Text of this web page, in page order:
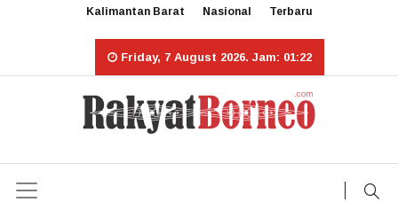
Kalimantan Barat Nasional Terbaru
Friday, 7 August 2026. Jam: 01:22